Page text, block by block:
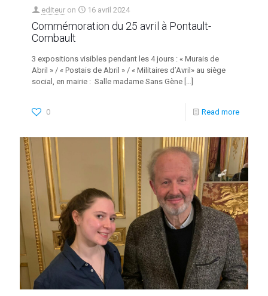
editeur on 16 avril 2024
Commémoration du 25 avril à Pontault-
Combault
3 expositions visibles pendant les 4 jours : « Murais de
Abril » / « Postais de Abril » / « Militaires d’Avril» au siège
social, en mairie : Salle madame Sans Gène
0 Read more